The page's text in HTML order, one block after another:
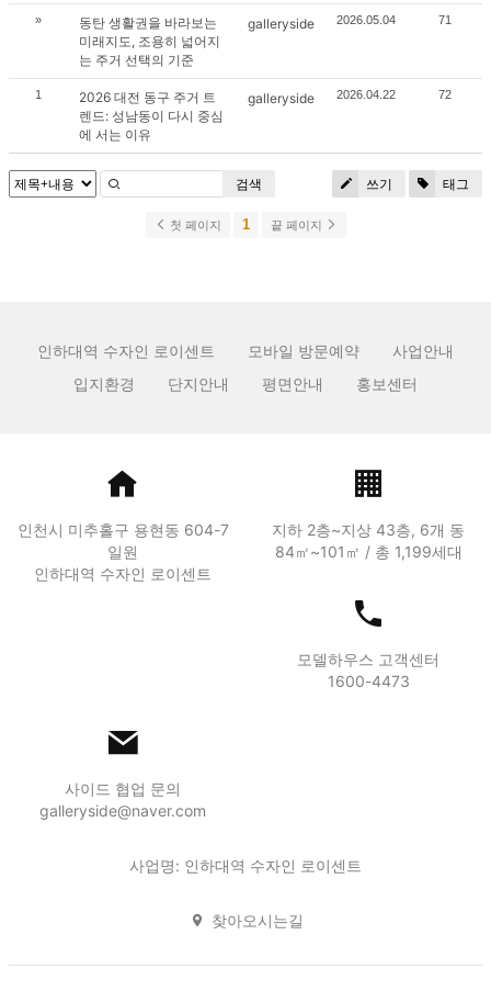
»
동탄 생활권을 바라보는
미래지도, 조용히 넓어지
는 주거 선택의 기준
galleryside 2026.05.04 71
1
2026 대전 동구 주거 트
렌드: 성남동이 다시 중심
에 서는 이유
galleryside 2026.04.22 72
쓰기 태그
검색
첫 페이지 1 끝 페이지
인하대역 수자인 로이센트 모바일 방문예약
사업안내
입지환경
단지안내 평면안내 홍보센터
인천시 미추홀구 용현동 604-7
일원
인하대역 수자인 로이센트
지하 2층~지상 43층, 6개 동
84㎡~101㎡ / 총 1,199세대
모델하우스 고객센터
1600-4473
사이드 협업 문의
galleryside@naver.com
사업명: 인하대역 수자인 로이센트
찾아오시는길